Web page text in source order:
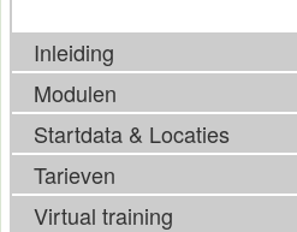
Inleiding
Azure Key Vault is een beheerde
die organisaties in staat stelt om
te slaan, te beheren en te
andere om het opslaan van
wachtwoorden en andere
Vault biedt natuurlijk ook integratie
Modulen
Tijdens de Training Azure Key
onderstaande onderwerpen aan
ontwikkelingen op het vakgebied,
trainingsinhoud hier echter van
Startdata & Locaties
Kies uit 6 locatie(s) in Nederland.
Antwerpen.
Tarieven
Virtual training